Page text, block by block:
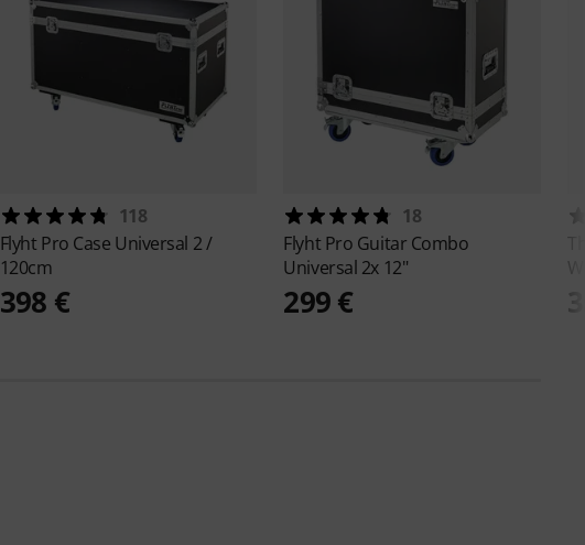
118
Flyht Pro Case Universal 2 /
120cm
398 €
18
Flyht Pro Guitar Combo
Universal 2x 12"
299 €